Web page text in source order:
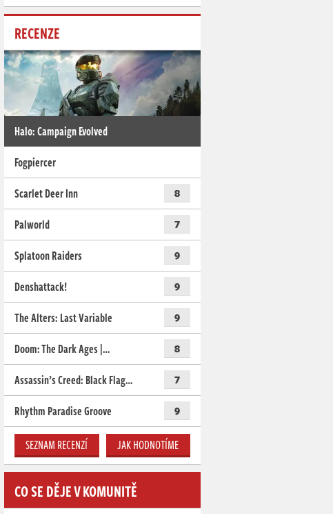
RECENZE
Halo: Campaign Evolved
Fogpiercer
Scarlet Deer Inn
8
Palworld 7
Splatoon Raiders 9
Denshattack! 9
The Alters: Last Variable 9
Doom: The Dark Ages |… 8
Assassin’s Creed: Black Flag… 7
Rhythm Paradise Groove 9
SEZNAM RECENZÍ JAK HODNOTÍME
CO SE DĚJE V KOMUNITĚ